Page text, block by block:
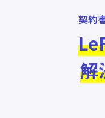
契約
解